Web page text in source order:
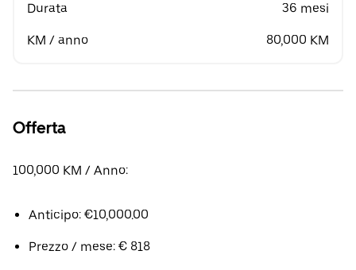
Durata 36 mesi
KM / anno 80,000 KM
Offerta
100,000 KM / Anno:
Anticipo: €10,000.00
Prezzo / mese: € 818